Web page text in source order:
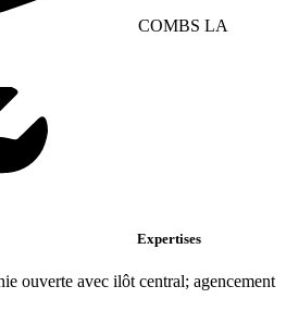
COMBS LA
Expertises
ouverte avec ilôt central; agencement